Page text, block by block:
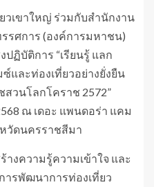
วเขาใหญ่ ร่วมกับสำนักงาน
รศการ (องค์การมหาชน)
ฏิบัติการ “เรียนรู้ แลก
และท่องเที่ยวอย่างยั่งยืน
วนโลกโคราช 2572”
ณ เดอะ แพนดอร่า แคม
วัดนครราชสีมา
งความรู้ความเข้าใจ และ
รพัฒนาการท่องเที่ยว